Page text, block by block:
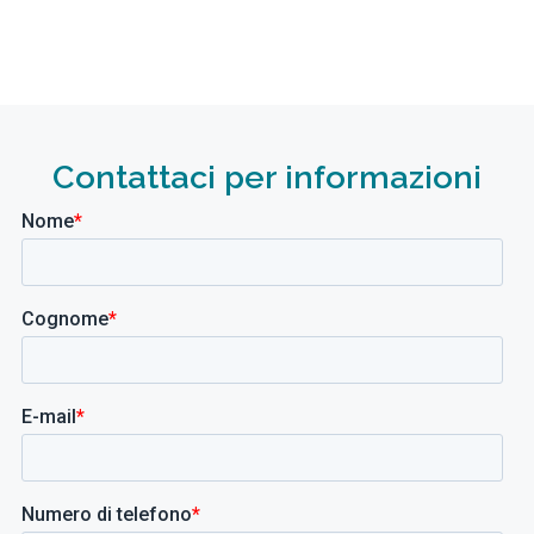
Contattaci per informazioni